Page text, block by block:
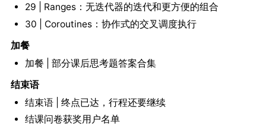
29 | Ranges：无迭代器的迭代和更方便的组合
30 | Coroutines：协作式的交叉调度执行
加餐
加餐 | 部分课后思考题答案合集
结束语
结束语 | 终点已达，行程还要继续
结课问卷获奖用户名单